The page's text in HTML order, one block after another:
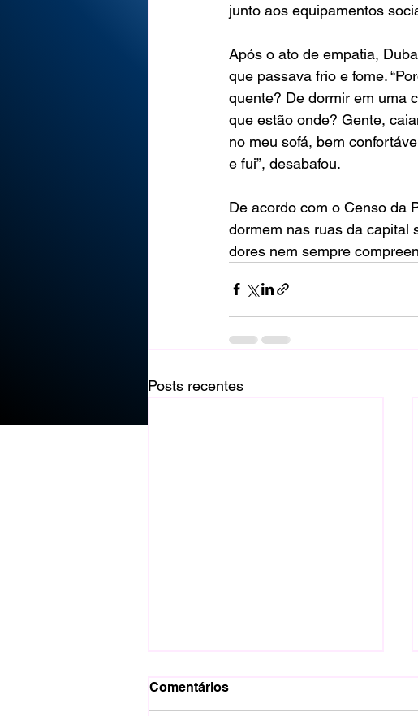
junto aos equipamentos
Após o ato de empatia,
que passava frio e fome.
quente? De dormir em uma
que estão onde? Gente,
no meu sofá, bem
e fui”, desabafou.
De acordo com o Censo da
dormem nas ruas da capital
dores nem sempre
Posts recentes
Comentários